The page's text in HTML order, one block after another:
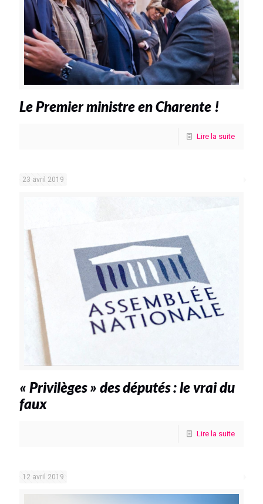
Le Premier ministre en Charente !
Lire la suite
23 avril 2019
« Privilèges » des députés : le vrai du
faux
Lire la suite
12 avril 2019